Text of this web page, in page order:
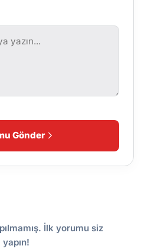
Gönder
İlk yorumu siz
yapın!